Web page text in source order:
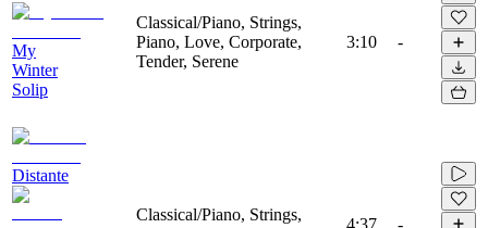
My
Winter
Solip
Classical/Piano, Strings,
Piano, Love, Corporate,
Tender, Serene
3:10 -
Distante
Classical/Piano, Strings,
4:37 -